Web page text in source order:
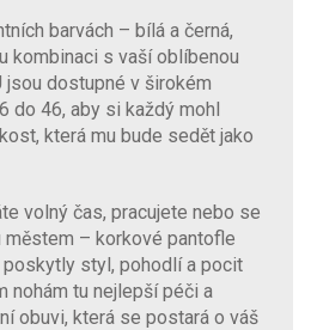
barvách – bílá a černá,
kombinaci s vaší oblíbenou
jsou dostupné v širokém
do 46, aby si každý mohl
která mu bude sedět jako
volný čas, pracujete nebo se
městem – korkové pantofle
poskytly styl, pohodlí a pocit
nohám tu nejlepší péči a
obuvi, která se postará o váš